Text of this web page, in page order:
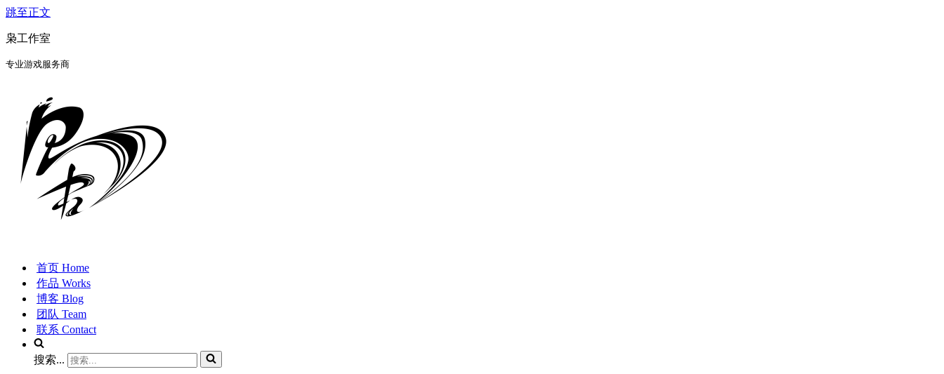
跳至正文
枭工作室
专业游戏服务商
首页 Home
作品 Works
博客 Blog
团队 Team
联系 Contact
搜索...